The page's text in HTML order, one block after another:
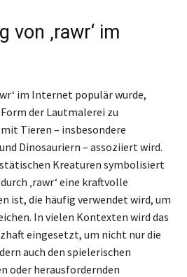
von ‚rawr‘ im
im Internet populär wurde,
der Lautmalerei zu
Tieren – insbesondere
Dinosauriern – assoziiert wird.
Kreaturen symbolisiert
‚rawr‘ eine kraftvolle
ist, die häufig verwendet wird, um
In vielen Kontexten wird das
eingesetzt, um nicht nur die
auch den spielerischen
oder herausfordernden